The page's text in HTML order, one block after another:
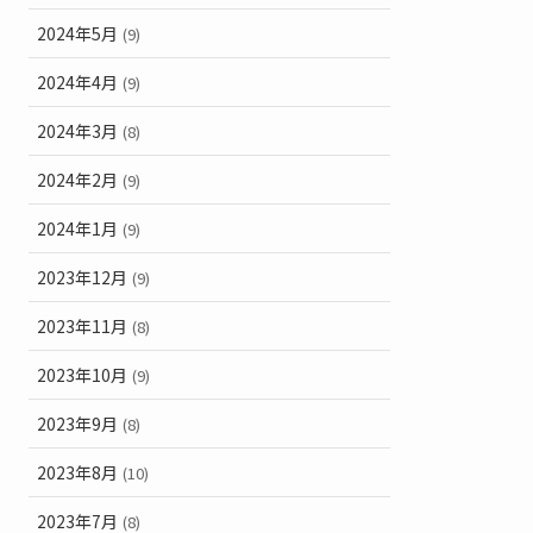
2024年5月 (9)
2024年4月 (9)
2024年3月 (8)
2024年2月 (9)
2024年1月 (9)
2023年12月 (9)
2023年11月 (8)
2023年10月 (9)
2023年9月 (8)
2023年8月 (10)
2023年7月 (8)